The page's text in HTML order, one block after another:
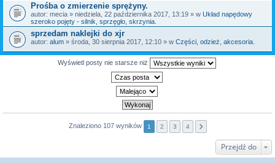
Prośba o zmierzenie sprężyny.
autor: mecia » niedziela, 22 października 2017, 13:19 » w Układ napędowy
szeroko pojęty - silnik, sprzęgło, skrzynia.
sprzedam naklejki do xjr
autor: alum » środa, 30 sierpnia 2017, 12:10 » w Części, odzież, akcesoria.
Wyświetl posty nie starsze niż
Znaleziono 107 wyników 1 2 3 4
Przejdź do